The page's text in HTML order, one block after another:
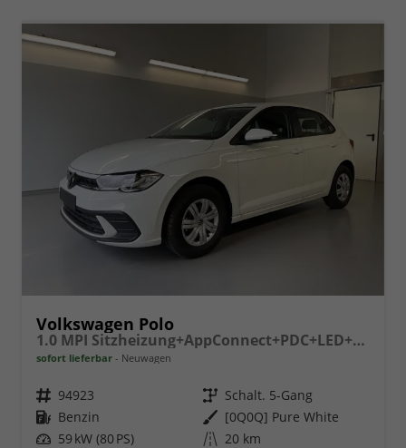
Volkswagen Polo
1.0 MPI Sitzheizung+AppConnect+PDC+LED+Touch+Lichtsensor+MultiLenkrad
sofort lieferbar Neuwagen
Fahrzeugnr. 94923 Getriebe Schalt. 5-Gang
Kraftstoff Benzin Außenfarbe [0Q0Q] Pure White
Leistung 59 kW (80 PS) Kilometerstand 20 km